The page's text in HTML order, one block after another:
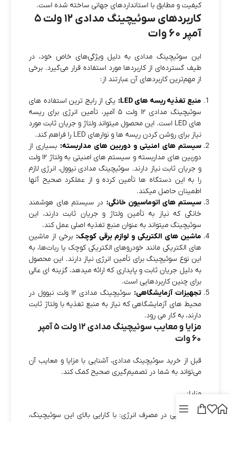
کیفیت و مطابق با استانداردهای جهانی ساخته شده است.
کاربردهای سوئیچینگ مدادی ۱۲ ولت ۵
آمپر ۶۰ وات
این سوئیچینگ مدادی به دلیل ویژگی‌های خاص خود، در
طیف گسترده‌ای از کاربردها مورد استفاده قرار می‌گیرد. برخی
از مهم‌ترین کاربردهای آن عبارتند از:
منبع تغذیه ریسه‌ های LED:
یکی از رایج‌ ترین استفاده‌ های
سوئیچینگ مدادی ۱۲ ولت ۵ آمپر، تأمین انرژی برای ریسه‌
های LED است. این محصول میتواند ولتاژ و جریان ثابت مورد
نیاز برای روشن کردن ریسه‌ ها و نوارهای LED را فراهم کند.
سیستم‌ های امنیتی و دوربین‌ های مداربسته: بسیاری از
دوربین‌ های مداربسته و سیستم‌ های امنیتی به ولتاژ ۱۲ ولت
و جریان ثابت نیاز دارند. سوئیچینگ مدادی نیوول، انرژی لازم
را به این دستگاه‌ ها تأمین کرده و از عملکرد صحیح آنها
اطمینان حاصل میکند.
سیستم‌ های اتوماسیون خانگی: در سیستم‌ های هوشمند
خانگی که نیاز به تأمین ولتاژ و جریان ثابت دارند، این
سوئیچینگ میتواند به عنوان منبع تغذیه اصلی عمل کند.
ماشین‌ های الکتریکی و لوازم برقی کوچک: برخی از ماشین‌
های الکتریکی مانند خودروهای الکتریکی کوچک یا ربات‌ها، به
این نوع سوئیچینگ برای تأمین انرژی نیاز دارند. این محصول
به دلیل جریان ثابت و پایداری که ارائه میدهد، گزینه‌ ای عالی
برای چنین کاربردهایی است.
تجهیزات آزمایشگاهی:
سوئیچینگ مدادی ۱۲ ولت نیوول در
محیط‌ های آزمایشگاهی که نیاز به منبع تغذیه با ولتاژ ثابت
دارند، به کار می‌ رود.
مزایا و معایب سوئیچینگ مدادی ۱۲ ولت ۵ آمپر
۶۰ وات
قبل از خرید سوئیچینگ مدادی، آشنایی با مزایا و معایب آن
می‌تواند به شما در تصمیم‌گیری صحیح کمک کند.
مزایا:
صرفه‌جویی در مصرف انرژی: با کارایی بالای این سوئیچینگ،